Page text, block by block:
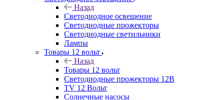
Назад
Светодиодное освещение
Светодиодные прожекторы
Светодиодные светильники
Лампы
Товары 12 вольт
Назад
Товары 12 вольт
Светодиодные прожекторы 12В
TV 12 Вольт
Солнечные насосы